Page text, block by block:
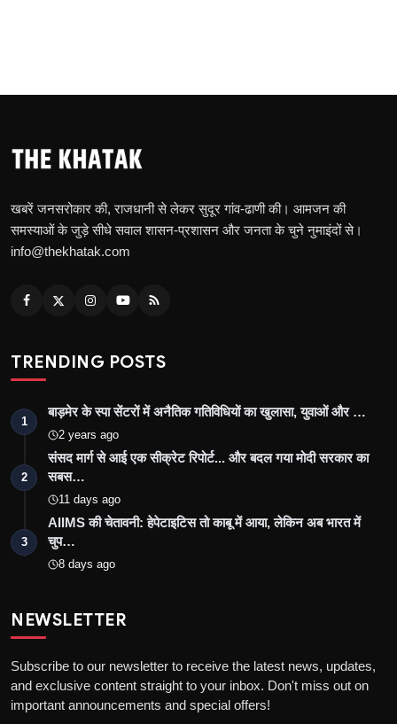
खबरें जनसरोकार की, राजधानी से लेकर सुदूर गांव-ढाणी की। आमजन की
समस्याओं के जुड़े सीधे सवाल शासन-प्रशासन और जनता के चुने नुमाइंदों से।
info@thekhatak.com
TRENDING POSTS
1
बाड़मेर के स्पा सेंटरों में अनैतिक गतिविधियों का खुलासा, युवाओं और …
2 years ago
2
संसद मार्ग से आई एक सीक्रेट रिपोर्ट... और बदल गया मोदी सरकार का
सबस…
11 days ago
3
AIIMS की चेतावनी: हेपेटाइटिस तो काबू में आया, लेकिन अब भारत में
चुप…
8 days ago
NEWSLETTER
Subscribe to our newsletter to receive the latest news, updates,
and exclusive content straight to your inbox. Don't miss out on
important announcements and special offers!